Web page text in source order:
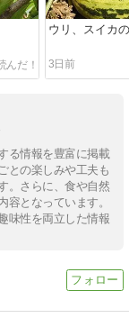
ウリ、スイカ
3日前
る情報を豊富に掲載
との楽しみや工夫も
。さらに、食や自然
となっています。
味性を両立した情報